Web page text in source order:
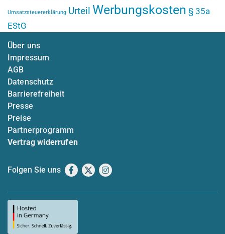
Umsatzsteuererklärung Urteil Werbungskosten § 35a
EStG
Über uns
Impressum
AGB
Datenschutz
Barrierefreiheit
Presse
Preise
Partnerprogramm
Vertrag widerrufen
Folgen Sie uns Facebook
X Instagram